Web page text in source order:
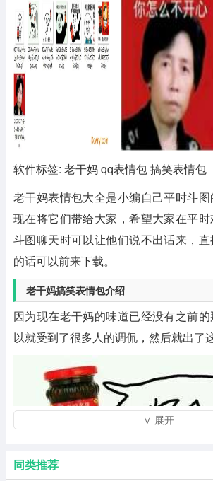
软件标签: 老干妈 qq表情包 搞笑表情包
老干妈表情包大全是小编自己平时斗图
现在将它们带给大家，希望大家在平
斗图聊天时可以让他们说不出话来，
的话可以前来下载。
老干妈搞笑表情包介绍
因为现在老干妈的味道已经没有之前
以就受到了很多人的调侃，然后就出了
∨ 展开
同类推荐